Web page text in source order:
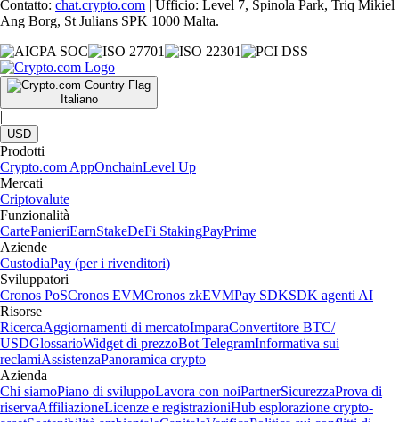
Contatto: chat.crypto.com | Ufficio: Level 7, Spinola Park, Triq Mikiel
Ang Borg, St Julians SPK 1000 Malta.
Italiano
|
USD
Prodotti
Crypto.com AppOnchainLevel Up
Mercati
Criptovalute
Funzionalità
CartePanieriEarnStakeDeFi StakingPayPrime
Aziende
CustodiaPay (per i rivenditori)
Sviluppatori
Cronos PoSCronos EVMCronos zkEVMPay SDKSDK agenti AI
Risorse
RicercaAggiornamenti di mercatoImparaConvertitore BTC/
USDGlossarioWidget di prezzoBot TelegramInformativa sui
reclamiAssistenzaPanoramica crypto
Azienda
Chi siamoPiano di sviluppoLavora con noiPartnerSicurezzaProva di
riservaAffiliazioneLicenze e registrazioniHub esplorazione crypto-